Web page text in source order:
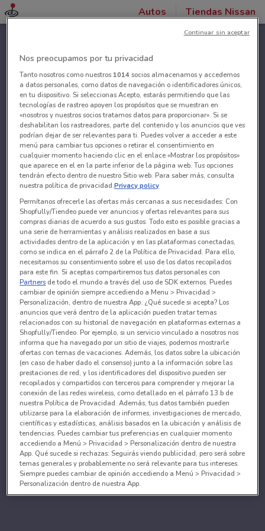
Autos Tiendas Nissan
Nos preocupamos por tu privacidad
Tanto nosotros como nuestros 1014socios almacenamos y accedemos
a datos personales, como datos de navegación o identificadores únicos,
en tu dispositivo. Si seleccionas Acepto, estarás permitiendo que las
tecnologías de rastreo apoyen los propósitos que se muestran en
«nosotros y nuestros socios tratamos datos para proporcionar». Si se
deshabilitan los rastreadores, parte del contenido y los anuncios que ves
podrían dejar de ser relevantes para ti. Puedes volver a acceder a este
menú para cambiar tus opciones o retirar el consentimiento en
cualquier momento haciendo clic en el enlace «Mostrar los propósitos»
que aparece en el en la parte inferior de la página web. Tus opciones
tendrán efecto dentro de nuestro Sitio web. Para saber más, consulta
nuestra política de privacidad.Privacy policy
Permítanos ofrecerle las ofertas más cercanas a sus necesidades: Con
Shopfully/Tiendeo puede ver anuncios y ofertas relevantes para sus
compras diarias de acuerdo a sus gustos. Todo esto es posible gracias a
una serie de herramientas y análisis realizados en base a sus
actividades dentro de la aplicación y en las plataformas conectadas,
como se indica en el párrafo 2 de la Política de Privacidad. Para ello,
necesitamos su consentimiento sobre el uso de los datos recopilados
para este fin. Si aceptas compartiremos tus datos personales con
Partners de todo el mundo a través del uso de SDK externos. Puedes
cambiar de opinión siempre accediendo a Menu > Privacidad >
Personalización, dentro de nuestra App. ¿Qué sucede si acepta? Los
anuncios que verá dentro de la aplicación pueden tratar temas
relacionados con su historial de navegación en plataformas externas a
Shopfully/Tiendeo. Por ejemplo, si un servicio vinculado a nosotros nos
informa que ha navegado por un sitio de viajes, podemos mostrarle
ofertas con temas de vacaciones. Además, los datos sobre la ubicación
(en caso de haber dado el consenso) junto a la información sobre las
prestaciones de red, y los identificadores del dispositivo pueden ser
recopilados y compartidos con terceros para comprender y mejorar la
conexión de las redes wireless, como detallado en el párrafo 13.b de
nuestra Política de Provacidad. Además, tus datos también pueden
utilizarse para la elaboración de informes, investigaciones de mercado,
científicas y estadísticas, análisis basados en la ubicación y análisis de
tendencias. Puedes cambiar tus preferencias en cualquier momento
accediendo a Menú > Privacidad > Personalización dentro de nuestra
App. Qué sucede si rechazas: Seguirás viendo publicidad, pero será sobre
temas generales y probablemente no será relevante para tus intereses.
Siempre puedes cambiar de opinión accediendo a Menú > Privacidad >
Personalización dentro de nuestra App.
Continuar sin aceptar